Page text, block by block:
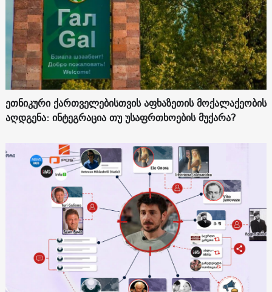
ეთნიკური ქართველებისთვის აფხაზეთის მოქალაქეობის
აღდგენა: ინტეგრაცია თუ უსაფრთხოების მუქარა?